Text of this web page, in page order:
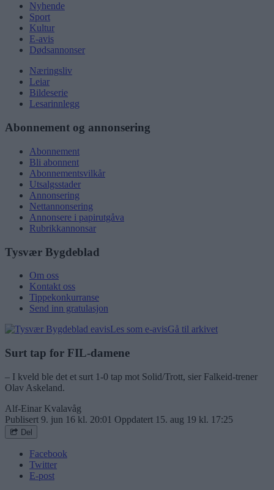
Nyhende
Sport
Kultur
E-avis
Dødsannonser
Næringsliv
Leiar
Bildeserie
Lesarinnlegg
Abonnement og annonsering
Abonnement
Bli abonnent
Abonnementsvilkår
Utsalgsstader
Annonsering
Nettannonsering
Annonsere i papirutgåva
Rubrikkannonsar
Tysvær Bygdeblad
Om oss
Kontakt oss
Tippekonkurranse
Send inn gratulasjon
Les som e-avisGå til arkivet
Surt tap for FIL-damene
– I kveld ble det et surt 1-0 tap mot Solid/Trott, sier Falkeid-trener
Olav Askeland.
Alf-Einar Kvalavåg
Publisert 9. jun 16 kl. 20:01 Oppdatert 15. aug 19 kl. 17:25
Del
Facebook
Twitter
E-post